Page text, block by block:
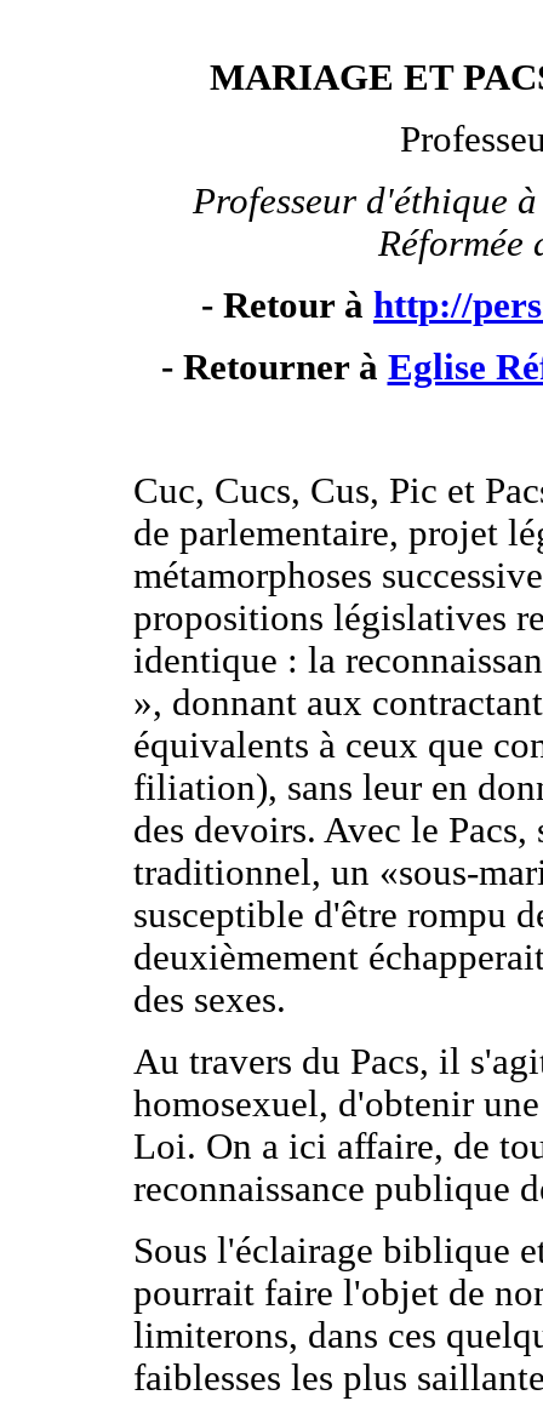
MARIAGE ET
Professeur d'éthique
Réformée
- Retour à http://
- Retourner à Eglise
Cuc, Cucs, Cus, Pic et
de parlementaire, projet
métamorphoses
propositions législatives
identique : la
», donnant aux
équivalents à ceux que
filiation), sans leur en
des devoirs. Avec le
traditionnel, un «sous-
susceptible d'être rompu
deuxièmement
des sexes.
Au travers du Pacs, il
homosexuel, d'obtenir
Loi. On a ici affaire, de
reconnaissance publique
Sous l'éclairage biblique
pourrait faire l'objet de
limiterons, dans ces
faiblesses les plus